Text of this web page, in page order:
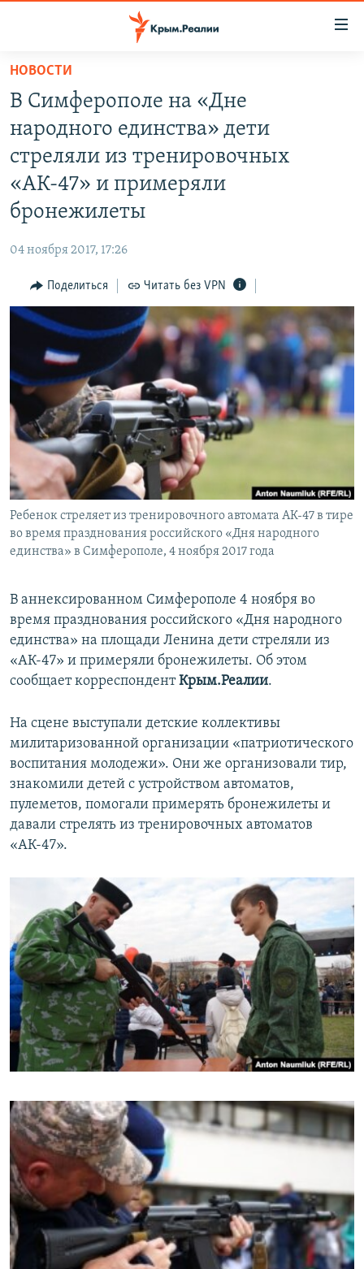
Вернуться
основному
содержанию
Вернутся
главной
навигации
Вернутся
НОВОСТИ
СПЕЦПРОЕКТЫ
КАРТА ВОЕННЫХ ОБЪЕКТОВ КРЫМА
ВОДА
ИСТОРИЯ
ЕЩЕ
ТЕЛЕПРОЕКТ КРЫМ.РЕАЛИИ
СОВЕТЫ ПРАВОЗАЩИТНИКОВ
ПРОПАВШИЕ БЕЗ ВЕСТИ
ПОБЕДИТЕЛЕЙ НЕ СУДЯТ?
КРЫМ.НЕПОКОРЕННЫЙ
ELIFBE
УКРАИНСКАЯ ПРОБЛЕМА КРЫМА
КАК ОБОЙТИ БЛОКИРОВКУ
Українською
Qırımtatar
ПРИСОЕДИНЯЙТЕСЬ!
Все сайты RFE/RL
НОВОСТИ
В Симферополе на «Дне
народного единства» дети
стреляли из тренировочных
«АК-47» и примеряли
бронежилеты
04 ноября 2017, 17:26
Поделиться Читать без VPN
Ребенок стреляет из тренировочного автомата АК-47 в тире
во время празднования российского «Дня народного
единства» в Симферополе, 4 ноября 2017 года
В аннексированном Симферополе 4 ноября во
время празднования российского «Дня народного
единства» на площади Ленина дети стреляли из
«АК-47» и примеряли бронежилеты. Об этом
сообщает корреспондентКрым.Реалии.
На сцене выступали детские коллективы
милитаризованной организации «патриотического
воспитания молодежи». Они же организовали тир,
знакомили детей с устройством автоматов,
пулеметов, помогали примерять бронежилеты и
давали стрелять из тренировочных автоматов
«АК-47».